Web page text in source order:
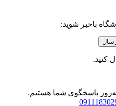
باخبر شوید:
کنید.